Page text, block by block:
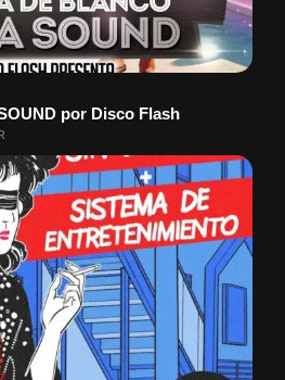
por Disco Flash